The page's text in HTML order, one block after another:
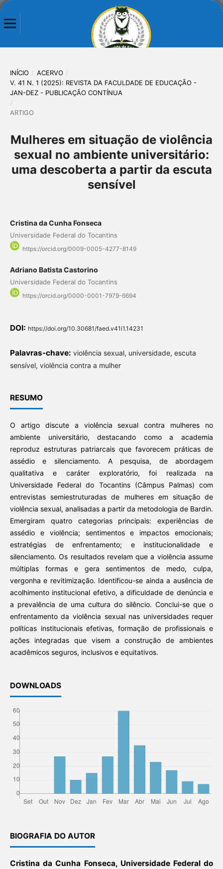
INÍCIO / ACERVO /
V. 41 N. 1 (2025): REVISTA DA FACULDADE DE EDUCAÇÃO -
JAN-DEZ - PUBLICAÇÃO CONTÍNUA
/
ARTIGO
Mulheres em situação de violência
sexual no ambiente universitário:
uma descoberta a partir da escuta
sensível
Cristina da Cunha Fonseca
Universidade Federal do Tocantins
https://orcid.org/0009-0005-4277-8149
Adriano Batista Castorino
Universidade Federal do Tocantins
https://orcid.org/0000-0001-7979-6694
DOI: https://doi.org/10.30681/faed.v41i1.14231
Palavras-chave: violência sexual, universidade, escuta
sensível, violência contra a mulher
RESUMO
O artigo discute a violência sexual contra mulheres no
ambiente universitário, destacando como a academia
reproduz estruturas patriarcais que favorecem práticas de
assédio e silenciamento. A pesquisa, de abordagem
qualitativa e caráter exploratório, foi realizada na
Universidade Federal do Tocantins (Câmpus Palmas) com
entrevistas semiestruturadas de mulheres em situação de
violência sexual, analisadas a partir da metodologia de Bardin.
Emergiram quatro categorias principais: experiências de
assédio e violência; sentimentos e impactos emocionais;
estratégias de enfrentamento; e institucionalidade e
silenciamento. Os resultados revelam que a violência assume
múltiplas formas e gera sentimentos de medo, culpa,
vergonha e revitimização. Identificou-se ainda a ausência de
acolhimento institucional efetivo, a dificuldade de denúncia e
a prevalência de uma cultura do silêncio. Conclui-se que o
enfrentamento da violência sexual nas universidades requer
políticas institucionais efetivas, formação de profissionais e
ações integradas que visem a construção de ambientes
acadêmicos seguros, inclusivos e equitativos.
DOWNLOADS
BIOGRAFIA DO AUTOR
Cristina da Cunha Fonseca, Universidade Federal do